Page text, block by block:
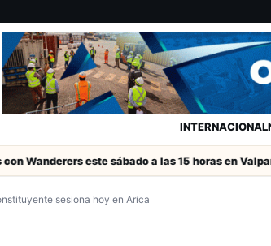
INTERNACIONAL
este sábado a las 15 horas en Valparaíso
sesiona hoy en Arica